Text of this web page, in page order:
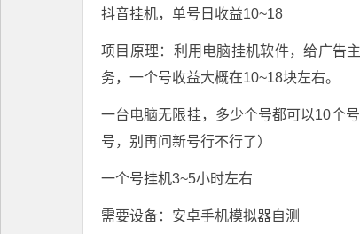
抖音挂机，单号日收益10~18
项目原理：利用电脑挂机软件，给广告
务，一个号收益大概在10~18块左右。
一台电脑无限挂，多少个号都可以10个
号，别再问新号行不行了）
一个号挂机3~5小时左右
需要设备：安卓手机模拟器自测